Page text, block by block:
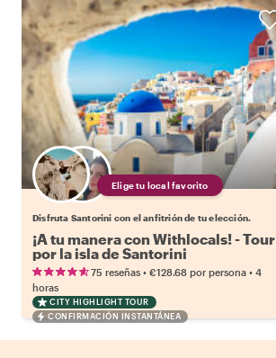
Elige tu local favorito
Disfruta Santorini con el anfitrión de tu elección.
¡A tu manera con Withlocals! - Tour
por la isla de Santorini
75 reseñas • €128.68 por persona • 4
horas
CITY HIGHLIGHT TOUR
CONFIRMACIÓN INSTANTÁNEA